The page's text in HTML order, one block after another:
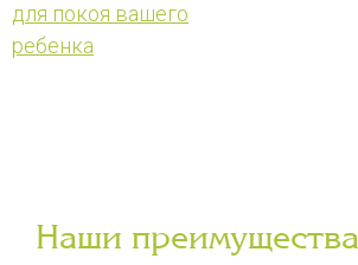
для покоя вашего
ребенка
Наши преимущества